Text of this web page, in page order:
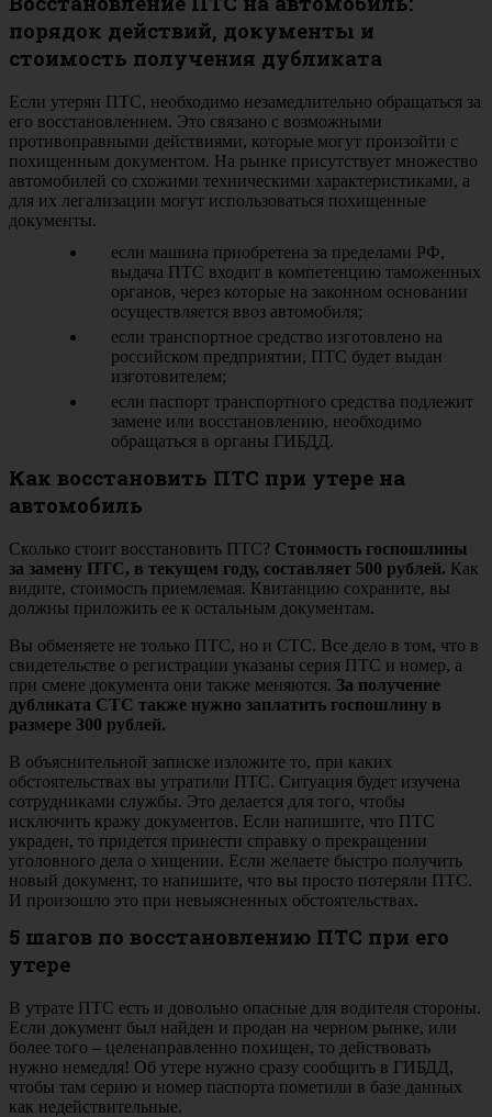
порядок действий, документы и
стоимость получения дубликата
Если утерян ПТС, необходимо незамедлительно обращаться за
его восстановлением. Это связано с возможными
противоправными действиями, которые могут произойти с
похищенным документом. На рынке присутствует множество
автомобилей со схожими техническими характеристиками, а
для их легализации могут использоваться похищенные
документы.
если машина приобретена за пределами РФ,
выдача ПТС входит в компетенцию таможенных
органов, через которые на законном основании
осуществляется ввоз автомобиля;
если транспортное средство изготовлено на
российском предприятии, ПТС будет выдан
изготовителем;
если паспорт транспортного средства подлежит
замене или восстановлению, необходимо
обращаться в органы ГИБДД.
Как восстановить ПТС при утере на
автомобиль
Сколько стоит восстановить ПТС? Стоимость госпошлины
за замену ПТС, в текущем году, составляет 500 рублей. Как
видите, стоимость приемлемая. Квитанцию сохраните, вы
должны приложить ее к остальным документам.
Вы обменяете не только ПТС, но и СТС. Все дело в том, что в
свидетельстве о регистрации указаны серия ПТС и номер, а
при смене документа они также меняются. За получение
дубликата СТС также нужно заплатить госпошлину в
размере 300 рублей.
В объяснительной записке изложите то, при каких
обстоятельствах вы утратили ПТС. Ситуация будет изучена
сотрудниками службы. Это делается для того, чтобы
исключить кражу документов. Если напишите, что ПТС
украден, то придется принести справку о прекращении
уголовного дела о хищении. Если желаете быстро получить
новый документ, то напишите, что вы просто потеряли ПТС.
И произошло это при невыясненных обстоятельствах.
5 шагов по восстановлению ПТС при его
утере
В утрате ПТС есть и довольно опасные для водителя стороны.
Если документ был найден и продан на черном рынке, или
более того – целенаправленно похищен, то действовать
нужно немедля! Об утере нужно сразу сообщить в ГИБДД,
чтобы там серию и номер паспорта пометили в базе данных
как недействительные.